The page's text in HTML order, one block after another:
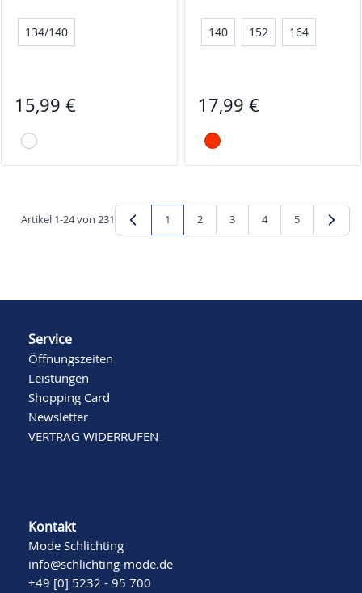
134/140
15,99 €
140 152 164
17,99 €
Artikel 1-24von 231 Sie lesen gerade Seite
1 Seite
2 Seite
3 Seite
4 Seite
5
Service
Öffnungszeiten
Leistungen
Shopping Card
Newsletter
VERTRAG WIDERRUFEN
Kontakt
Mode Schlichting
info@schlichting-mode.de
+49 [0] 5232 - 95 700